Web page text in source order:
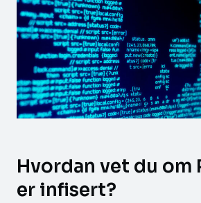
Hvordan vet du om
er infisert?